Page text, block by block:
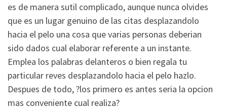
es de manera sutil complicado, aunque nunca olvides
que es un lugar genuino de las citas desplazandolo
hacia el pelo una cosa que varias personas deberian
sido dados cual elaborar referente a un instante.
Emplea los palabras delanteros o bien regala tu
particular reves desplazandolo hacia el pelo hazlo.
Despues de todo, ?los primero es antes seri­a la opcion
mas conveniente cual realiza?